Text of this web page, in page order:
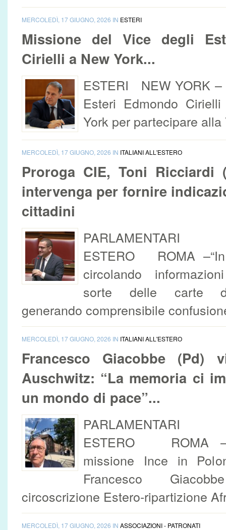
MERCOLEDÌ, 17 GIUGNO, 2026 IN ESTERI
Missione del Vice degli
Cirielli a New York...
ESTERI NEW YORK
Esteri Edmondo
York per partecipare
MERCOLEDÌ, 17 GIUGNO, 2026 IN ITALIANI ALL'ESTERO
Proroga CIE, Toni Ricciardi
intervenga per fornire
cittadini
PARLAMENTARI
ESTERO ROMA
circolando
sorte delle carte
generando comprensibile
MERCOLEDÌ, 17 GIUGNO, 2026 IN ITALIANI ALL'ESTERO
Francesco Giacobbe
Auschwitz: “La memoria ci
un mondo di pace”...
PARLAMENTARI
ESTERO ROMA –
missione Ince in
Francesco
circoscrizione Estero-ripartizione
MERCOLEDÌ, 17 GIUGNO, 2026 IN ASSOCIAZIONI - PATRONATI